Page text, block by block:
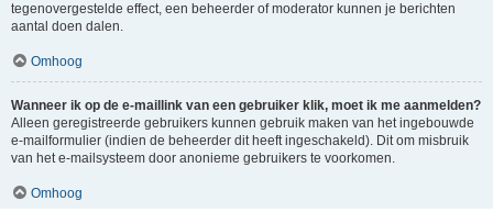
tegenovergestelde effect, een beheerder of moderator kunnen je berichten
aantal doen dalen.
Omhoog
Wanneer ik op de e-maillink van een gebruiker klik, moet ik me aanmelden?
Alleen geregistreerde gebruikers kunnen gebruik maken van het ingebouwde
e-mailformulier (indien de beheerder dit heeft ingeschakeld). Dit om misbruik
van het e-mailsysteem door anonieme gebruikers te voorkomen.
Omhoog